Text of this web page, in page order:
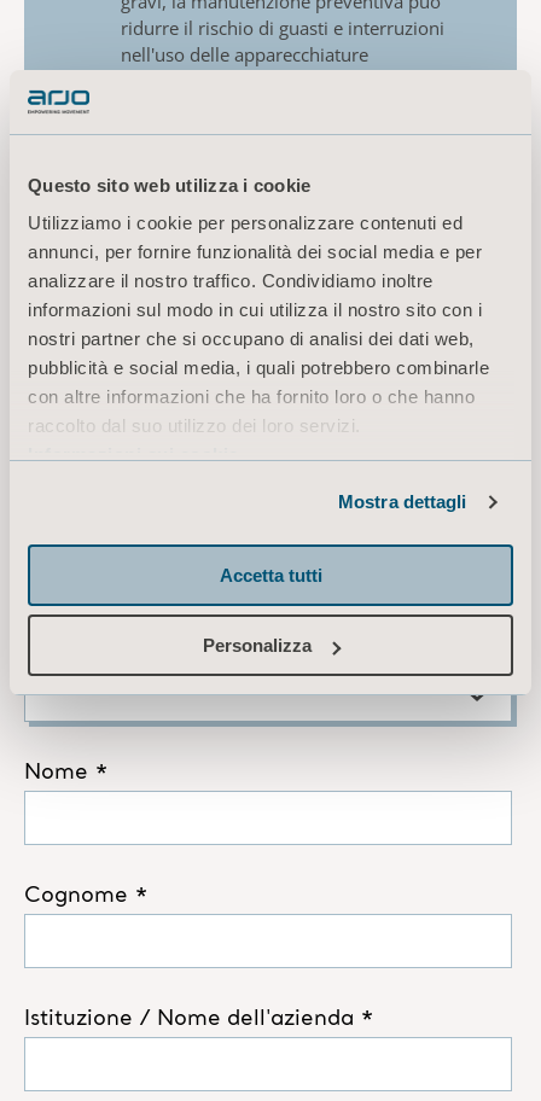
Questo sito web utilizza i cookie
Utilizziamo i cookie per personalizzare contenuti ed
annunci, per fornire funzionalità dei social media e per
analizzare il nostro traffico. Condividiamo inoltre
informazioni sul modo in cui utilizza il nostro sito con i
nostri partner che si occupano di analisi dei dati web,
pubblicità e social media, i quali potrebbero combinarle
con altre informazioni che ha fornito loro o che hanno
raccolto dal suo utilizzo dei loro servizi.
Mostra dettagli
Accetta tutti
Personalizza
ridurre il rischio di guasti e interruzioni
nell'uso delle apparecchiature
LEGGI L'ARTICOLO COMPLETO
Richiesta di assistenza: compilate
il modulo sottostante